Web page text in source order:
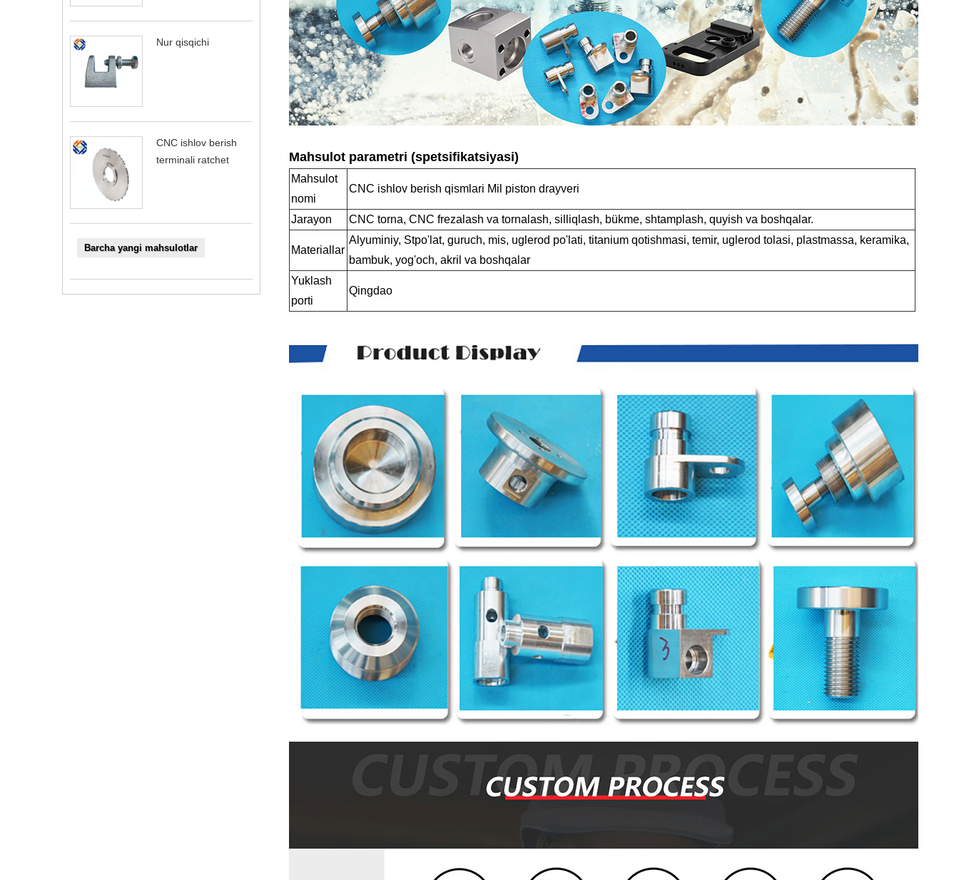
Nur qisqichi
CNC ishlov berish
terminali ratchet
Barcha yangi mahsulotlar
Mahsulot parametri (spetsifikatsiyasi)
Mahsulot
nomi
CNC ishlov berish qismlari Mil piston drayveri
Jarayon CNC torna, CNC frezalash va tornalash, silliqlash, bükme, shtamplash, quyish va boshqalar.
Materiallar
Alyuminiy, Stpo'lat, guruch, mis, uglerod po'lati, titanium qotishmasi, temir, uglerod tolasi, plastmassa, keramika,
bambuk, yog'och, akril va boshqalar
Yuklash
porti
Qingdao